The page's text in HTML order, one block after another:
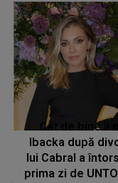
Cât de bine îi
Ibacka după
lui Cabral a
prima zi de